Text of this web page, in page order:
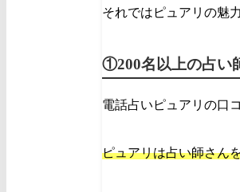
それでは ピュアリの魅
①200名以上の占い
電話占いピュアリの口
ピュアリは占い師さん